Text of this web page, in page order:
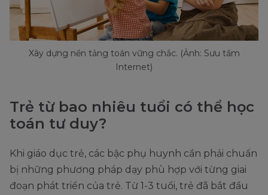
Xây dựng nền tảng toán vững chắc. (Ảnh: Sưu tầm
Internet)
Trẻ từ bao nhiêu tuổi có thể học
toán tư duy?
Khi giáo dục trẻ, các bậc phụ huynh cần phải chuẩn
bị những phương pháp dạy phù hợp với từng giai
đoạn phát triển của trẻ. Từ 1-3 tuổi, trẻ đã bắt đầu